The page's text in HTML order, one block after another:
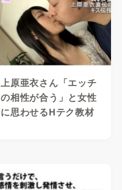
上原亜衣さん「エッチ
の相性が合う」と女性
に思わせるHテク教材